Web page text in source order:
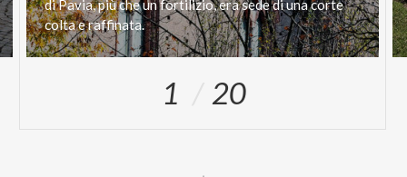
di Pavia, più che un fortilizio, era sede di una corte
colta e raffinata.
1 20